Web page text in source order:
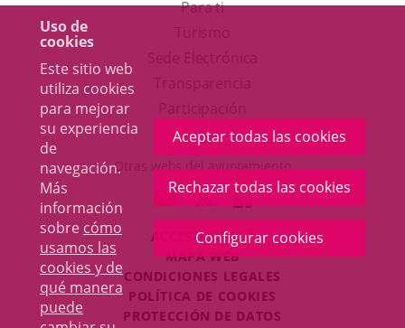
Uso de
cookies
Este sitio web
utiliza cookies
para mejorar
su experiencia
de
navegación.
Más
información
sobre cómo
usamos las
cookies y de
qué manera
puede
Aceptar todas las cookies
Rechazar todas las cookies
Configurar cookies
Para ti
en
una
ventana
nueva.
aplicación
externa.
Otras webs del ayuntamiento
ENLACE
A
UNA
APLICACIÓN
EXTERNA.
ENLACE
A
UNA
APLICACIÓN
EXTERNA.
ENLACE
A
UNA
EXTERNA.
ACCESIBILIDAD
MAPA WEB
CONDICIONES LEGALES
POLÍTICA DE COOKIES
PROTECCIÓN DE DATOS